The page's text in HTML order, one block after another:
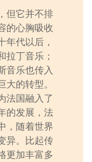
但它并不排
的心胸吸收
年代以后，
拉丁音乐；
音乐也传入
的转型。
法国融入了
的发展，法
，随着世界
异。比起传
更加丰富多